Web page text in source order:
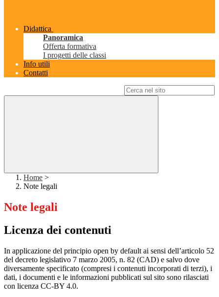
Didattica
Panoramica
Offerta formativa
I progetti delle classi
Info utili
Contatti
Home >
Note legali
Note legali
Licenza dei contenuti
In applicazione del principio open by default ai sensi dell’articolo 52
del decreto legislativo 7 marzo 2005, n. 82 (CAD) e salvo dove
diversamente specificato (compresi i contenuti incorporati di terzi), i
dati, i documenti e le informazioni pubblicati sul sito sono rilasciati
con licenza CC-BY 4.0.